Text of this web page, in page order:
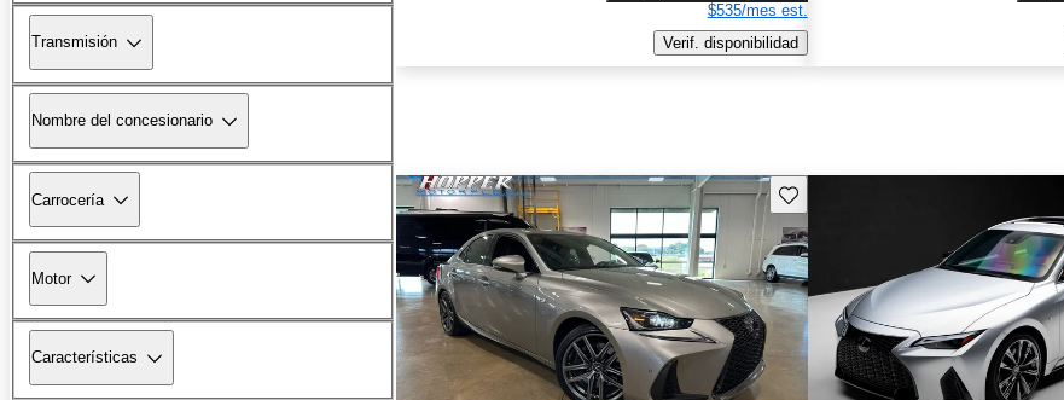
Transmisión
Nombre del concesionario
Carrocería
Motor
Características
$535/mes est.
Verif. disponibilidad
Guarda este Aviso